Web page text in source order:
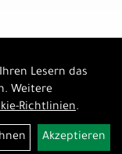
Lesern das
Weitere
Richtlinien.
Akzeptieren
widerrufen